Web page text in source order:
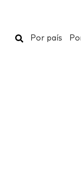
Buscar
Por país